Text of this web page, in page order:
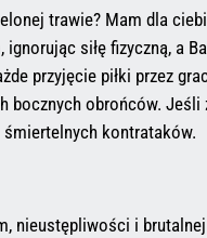
trawie? Mam dla
siłę fizyczną, a
przyjęcie piłki przez
bocznych obrońców.
kontrataków.
nieustępliwości i